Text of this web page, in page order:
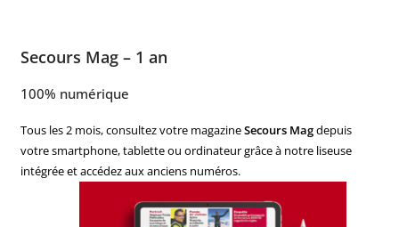
Secours Mag – 1 an
100% numérique
Tous les 2 mois, consultez votre magazineSecours Magdepuis
votre smartphone, tablette ou ordinateur grâce à notre liseuse
intégrée et accédez aux anciens numéros.